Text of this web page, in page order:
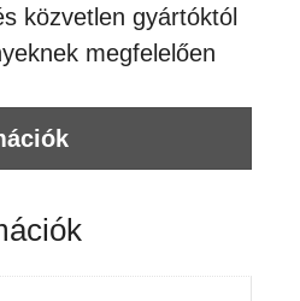
közvetlen gyártóktól
megfelelően